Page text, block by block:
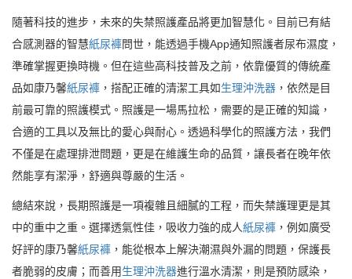
隨著科技的進步，未來的失禁照護產品將更加智慧化。目前已有結
合感測器的智慧紙尿褲問世，能透過手機App通知照護者尿布濕度，
準確掌握更換時機。但在這些高科技普及之前，依靠優質的傳統產
品如康乃馨紙尿褲 ，搭配正確的清潔工具如生理沖洗器 ，依然是目
前最可靠的照護模式。照護是一場馬拉松，需要的是正確的知識，
合適的工具以及無比的愛心與耐心。透過科學化的照護方法，我們
不僅是在處理排泄問題，更是在維護生命的品質，讓長者在晚年依
然能享有潔淨，舒適與尊嚴的生活。
總結來說，長期照護是一項複雜且細膩的工程，而失禁護理更是其
中的重中之重。選擇透氣性佳，吸收力強的成人紙尿褲 ，例如廣受
好評的康乃馨紙尿褲 ，能從根本上解決潮濕與外漏的問題，保護長
者脆弱的皮膚；而善用生理沖洗器進行溫水清潔，則是預防感染，